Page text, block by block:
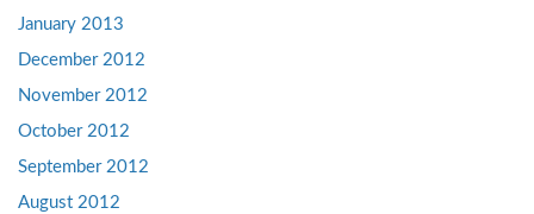
January 2013
December 2012
November 2012
October 2012
September 2012
August 2012